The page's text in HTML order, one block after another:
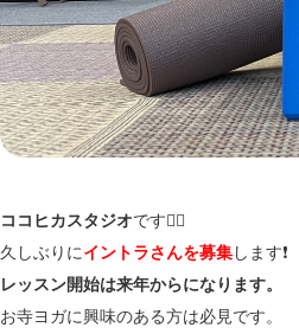
ココヒカスタジオです🧘‍♂️
久しぶりに イントラさんを募集 します❗️
レッスン開始は来年からになります。
お寺ヨガに興味のある方は必見です。